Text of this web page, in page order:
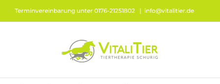
Terminvereinbarung unter 0176-21251802 | info@vitalitier.de